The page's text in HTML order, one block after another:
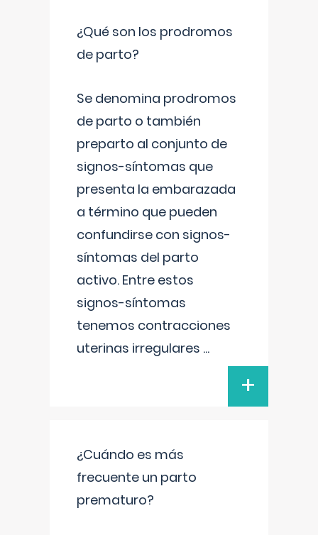
¿Qué son los prodromos
de parto?
Se denomina prodromos
de parto o también
preparto al conjunto de
signos-síntomas que
presenta la embarazada
a término que pueden
confundirse con signos-
síntomas del parto
activo. Entre estos
signos-síntomas
tenemos contracciones
uterinas irregulares ...
+
¿Cuándo es más
frecuente un parto
prematuro?